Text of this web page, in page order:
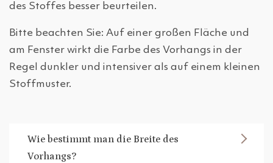
des Stoffes besser beurteilen.
Bitte beachten Sie: Auf einer großen Fläche und
am Fenster wirkt die Farbe des Vorhangs in der
Regel dunkler und intensiver als auf einem kleinen
Stoffmuster.
Wie bestimmt man die Breite des
Vorhangs?